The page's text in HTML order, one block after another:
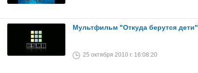
Мультфильм "Откуда берутся дети"
25 октября 2010 г. 16:08:20